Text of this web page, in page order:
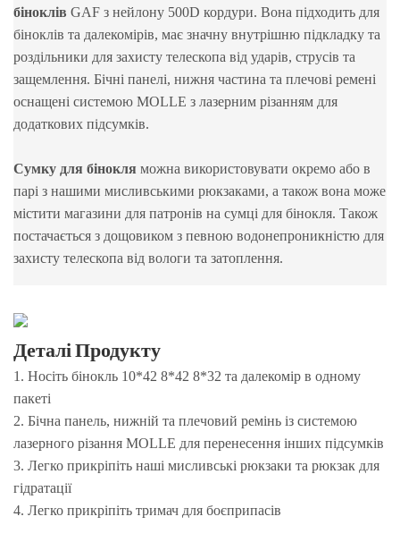
біноклів GAF з нейлону 500D кордури. Вона підходить для
біноклів та далекомірів, має значну внутрішню підкладку та
роздільники для захисту телескопа від ударів, струсів та
защемлення. Бічні панелі, нижня частина та плечові ремені
оснащені системою MOLLE з лазерним різанням для
додаткових підсумків.
Сумку для бінокля можна використовувати окремо або в
парі з нашими мисливськими рюкзаками, а також вона може
містити магазини для патронів на сумці для бінокля. Також
постачається з дощовиком з певною водонепроникністю для
захисту телескопа від вологи та затоплення.
Деталі Продукту
1. Носіть бінокль 10*42 8*42 8*32 та далекомір в одному
пакеті
2. Бічна панель, нижній та плечовий ремінь із системою
лазерного різання MOLLE для перенесення інших підсумків
3. Легко прикріпіть наші мисливські рюкзаки та рюкзак для
гідратації
4. Легко прикріпіть тримач для боєприпасів